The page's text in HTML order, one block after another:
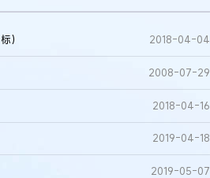
） 2018-04-04
2008-07-29
2018-04-16
2019-04-18
2019-05-07